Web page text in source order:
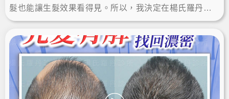
髮也能讓生髮效果看得見。所以，我決定在楊氏羅丹診
所進行生髮治療，後來在療程一年後，就成功恢復濃密
也提升了自信！